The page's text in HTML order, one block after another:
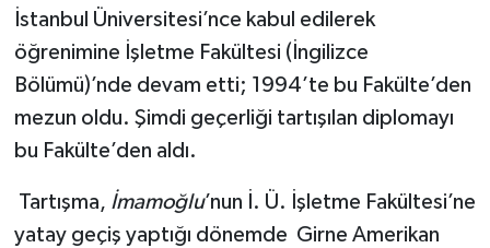
İstanbul Üniversitesi’nce kabul edilerek
öğrenimine İşletme Fakültesi (İngilizce
Bölümü)’nde devam etti; 1994’te bu Fakülte’den
mezun oldu. Şimdi geçerliği tartışılan diplomayı
bu Fakülte’den aldı.
Tartışma, İmamoğlu’nun İ. Ü. İşletme Fakültesi’ne
yatay geçiş yaptığı dönemde Girne Amerikan